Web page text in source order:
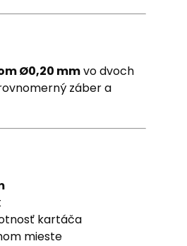
Ø0,20 mmvo dvoch
záber a
kartáča
mieste